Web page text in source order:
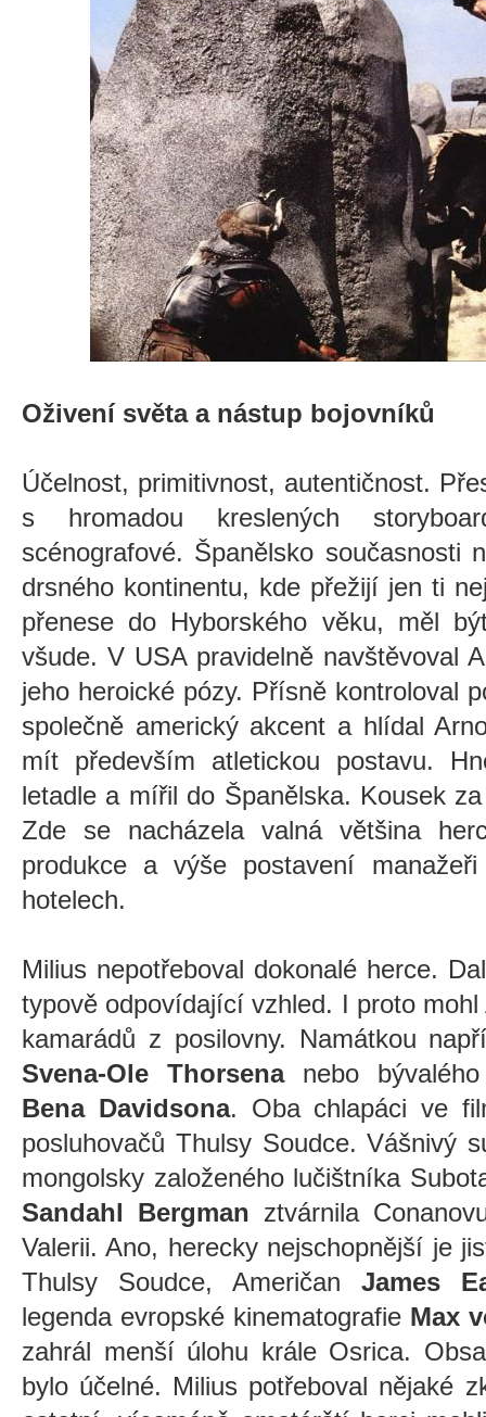
Oživení světa a nástup bojovníků
Účelnost, primitivnost, autentičnost.
s hromadou kreslených
scénografové. Španělsko současnosti
drsného kontinentu, kde přežijí jen ti
přenese do Hyborského věku, měl
všude. V USA pravidelně navštěvoval
jeho heroické pózy. Přísně kontroloval
společně americký akcent a hlídal
mít především atletickou postavu.
letadle a mířil do Španělska. Kousek
Zde se nacházela valná většina
produkce a výše postavení
hotelech.
Milius nepotřeboval dokonalé herce.
typově odpovídající vzhled. I proto
kamarádů z posilovny. Namátkou
Svena-Ole Thorsenanebo bývalého
Bena Davidsona. Oba chlapáci ve
posluhovačů Thulsy Soudce. Vášnivý
mongolsky založeného lučištníka
Sandahl Bergman ztvárnila
Valerii. Ano, herecky nejschopnější je
Thulsy Soudce, Američan James
legenda evropské kinematografie Max
zahrál menší úlohu krále Osrica.
bylo účelné. Milius potřeboval nějaké